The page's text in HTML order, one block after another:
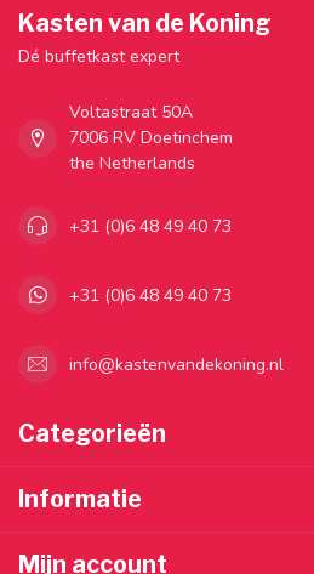
Kasten van de Koning
Dé buffetkast expert
Voltastraat 50A
7006 RV Doetinchem
the Netherlands
+31 (0)6 48 49 40 73
+31 (0)6 48 49 40 73
info@kastenvandekoning.nl
Categorieën
Informatie
Mijn account